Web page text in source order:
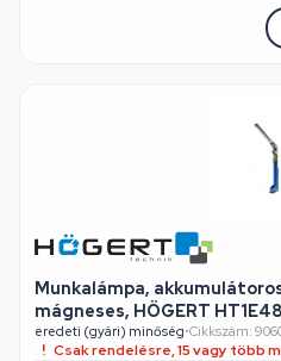
Munkalámpa,
mágneses, HÖGERT
eredeti (gyári) minőség•Cikkszám:
Csak rendelésre, 15 vagy több